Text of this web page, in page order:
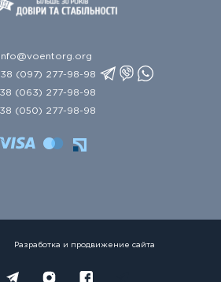
info@voentorg.org
(097) 277-98-98
(063) 277-98-98
(050) 277-98-98
Разработка и продвижение сайта